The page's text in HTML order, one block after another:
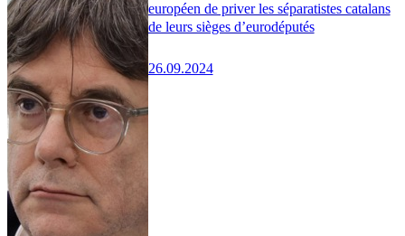
européen de priver les séparatistes catalans
de leurs sièges d’eurodéputés
26.09.2024